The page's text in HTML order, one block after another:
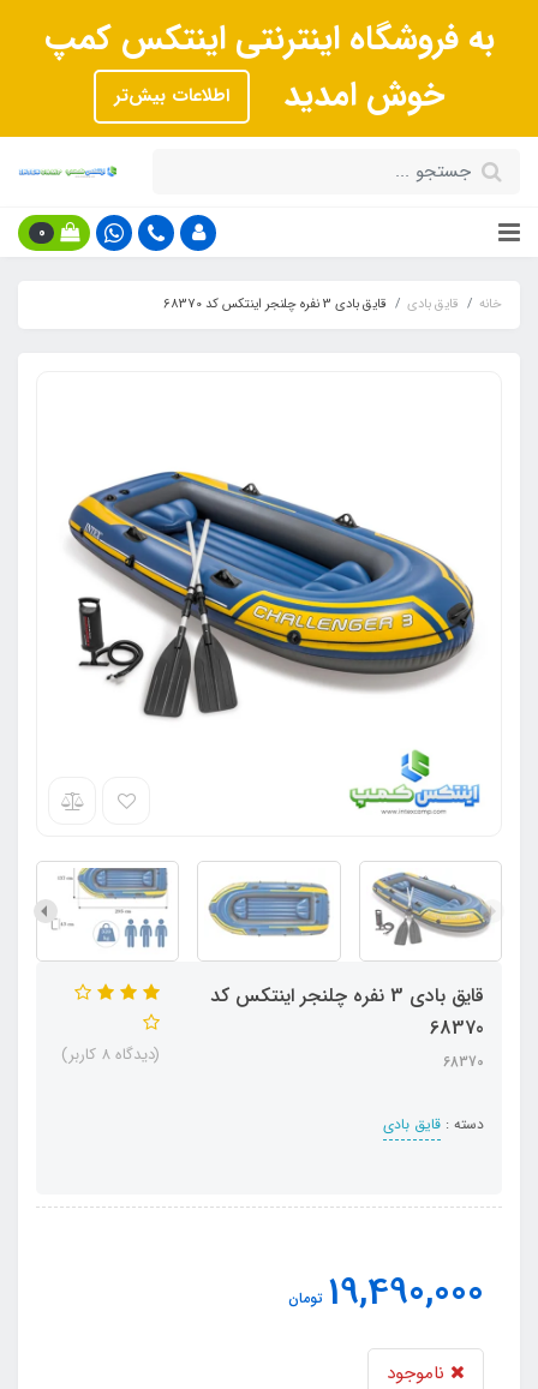
به فروشگاه اینترنتی اینتکس کمپ
خوش امدید
اطلاعات بیش‌تر
0
خانه قایق بادی قایق بادی 3 نفره چلنجر اینتکس کد 68370
قایق بادی 3 نفره چلنجر اینتکس کد
68370
68370
دسته : قایق بادی
(دیدگاه 8 کاربر)
19,490,000 تومان
ناموجود